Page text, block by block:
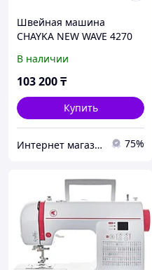
Швейная машина
CHAYKA NEW WAVE 4270
В наличии
103 200₸
Купить
Интернет магазин "Техника" 75%